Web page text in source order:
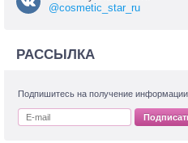
@cosmetic_star_ru
РАССЫЛКА
Подпишитесь на получение